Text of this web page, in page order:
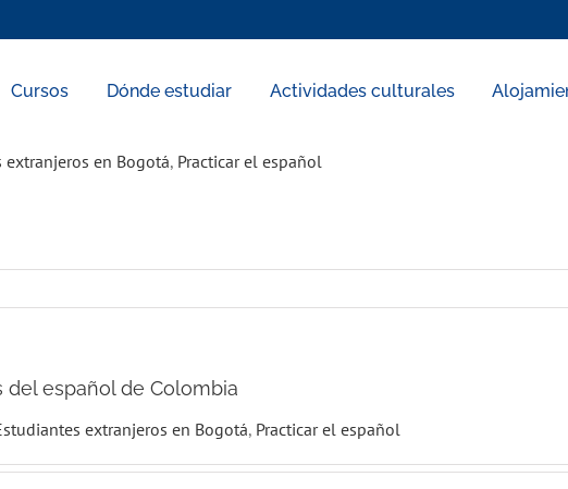
Cursos Dónde estudiar Actividades culturales
extranjeros en Bogotá, Practicar el español
del español de Colombia
extranjeros en Bogotá, Practicar el español